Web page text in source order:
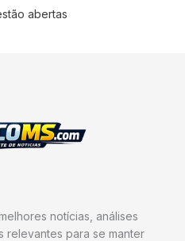
abertas
notícias, análises
relevantes para se manter